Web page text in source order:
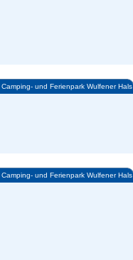
Camping- und Ferienpark Wulfener Hals
Camping- und Ferienpark Wulfener Hals